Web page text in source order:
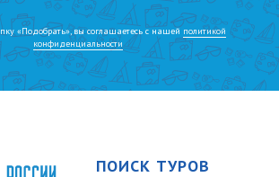
«Подобрать», вы соглашаетесь с нашей политикой
конфиденциальности
ПОИСК ТУРОВ